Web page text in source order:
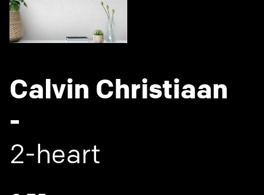
Calvin Christiaan
-
2-heart